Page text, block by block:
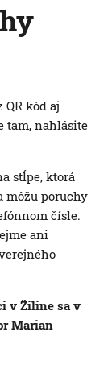
kód aj
tam, nahlásite
stĺpe, ktorá
môžu poruchy
čísle.
ani
v Žiline sa v
Marian